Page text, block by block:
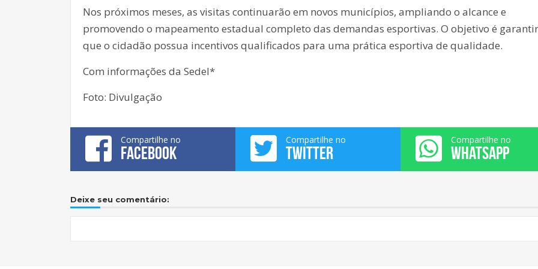
Nos próximos meses, as visitas continuarão em novos municípios, ampliando o alcance e
promovendo o mapeamento estadual completo das demandas esportivas. O objetivo é garantir
que o cidadão possua incentivos qualificados para uma prática esportiva de qualidade.
Com informações da Sedel*
Foto: Divulgação
Compartilhe no
FACEBOOK
Compartilhe no
TWITTER
Compartilhe no
WHATSAPP
Deixe seu comentário: